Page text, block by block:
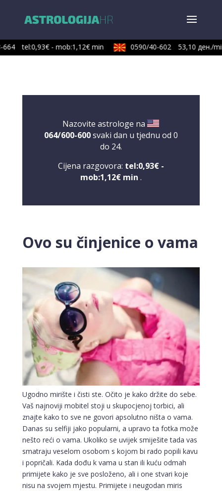
tel:0,93€ - mob:1,12€ min 0590/40-602 53,10 ден./min
Nazovite astrologe na
064/600-600svaki dan u tjednu od 0
do 24.
Cijena razgovora: tel:0,93€ -
mob:1,12€ min .
Ovo su činjenice o vama
Ugodno mirište i čisti ste. Očito je kako držite do sebe.
Vaš najnoviji mobitel stoji u skupocjenoj torbici, ali
znajte kako to sve ne govori apsolutno ništa o vama.
Danas su selfiji jako popularni, a upravo ta fotka može
nešto reći o vama. Ukoliko se uvijek smiješite tada vas
smatraju veselom osobom s kojom bi rado popili kavu
i popričali. Kada dođu k vama u stan ili kuću odmah
primijete kako je sve posloženo, ali i one stvari koje
nisu na svojem mjestu. Primijete i neugodan miris